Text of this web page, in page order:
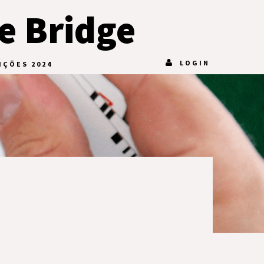
Bridge
2024 LOGIN